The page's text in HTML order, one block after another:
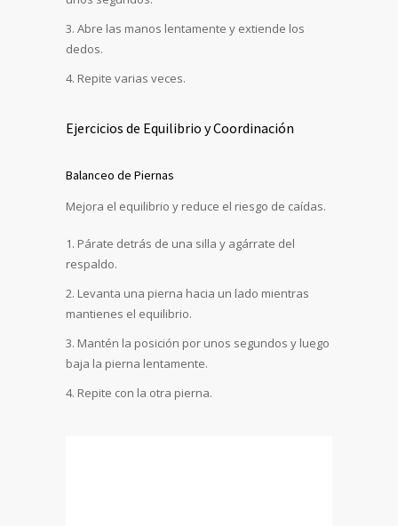
Abre las manos lentamente y extiende los
dedos.
Repite varias veces.
Ejercicios de Equilibrio y Coordinación
Balanceo de Piernas
Mejora el equilibrio y reduce el riesgo de caídas.
Párate detrás de una silla y agárrate del
respaldo.
Levanta una pierna hacia un lado mientras
mantienes el equilibrio.
Mantén la posición por unos segundos y luego
baja la pierna lentamente.
Repite con la otra pierna.